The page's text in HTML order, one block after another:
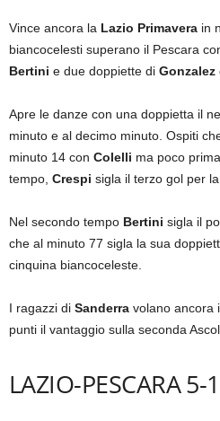
Vince ancora la Lazio Primavera in
biancocelesti superano il Pescara
Bertini e due doppiette di Gonzalez
Apre le danze con una doppietta il
minuto e al decimo minuto. Ospiti
minuto 14 con Colelli ma poco
tempo, Crespi sigla il terzo gol per la
Nel secondo tempo Bertini sigla il
che al minuto 77 sigla la sua
cinquina biancoceleste.
I ragazzi di Sanderra volano ancora
punti il vantaggio sulla seconda
LAZIO-PESCARA 5-1